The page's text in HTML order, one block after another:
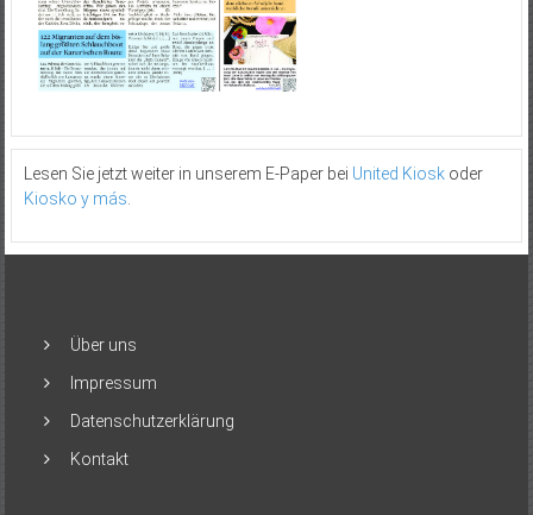
Lesen Sie jetzt weiter in unserem E-Paper bei United Kioskoder
Kiosko y más
Über uns
Impressum
Datenschutzerklärung
Kontakt